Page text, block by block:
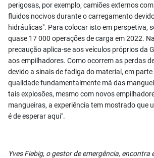
perigosas, por exemplo, camiões externos
fluidos nocivos durante o carregamento
hidráulicas". Para colocar isto em perspetiva,
quase 17 000 operações de carga em 2022.
precaução aplica-se aos veículos próprios da
aos empilhadores. Como ocorrem as perdas
devido a sinais de fadiga do material, em
qualidade fundamentalmente má das
tais explosões, mesmo com novos
mangueiras, a experiência tem mostrado que
é de esperar aqui".
Yves Fiebig, o gestor de emergência, encontra